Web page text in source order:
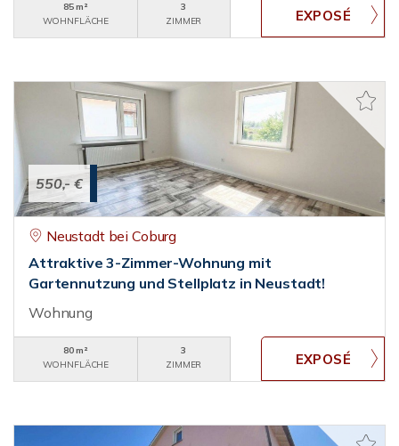
85 m²
WOHNFLÄCHE
3
ZIMMER
550,- €
Neustadt bei Coburg
Attraktive 3-Zimmer-Wohnung mit
Gartennutzung und Stellplatz in Neustadt!
Wohnung
80 m²
WOHNFLÄCHE
3
ZIMMER